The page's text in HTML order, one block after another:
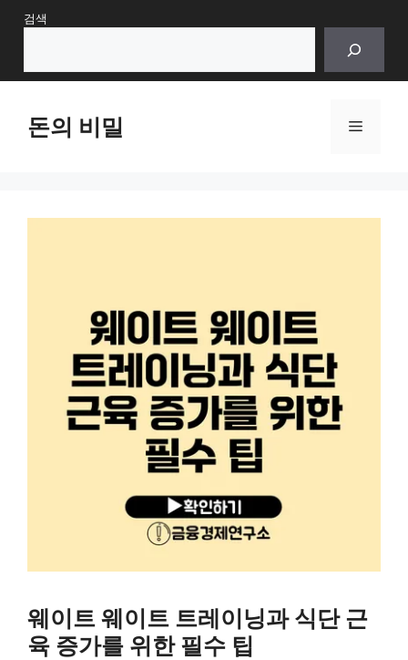
Skip검색
돈의 비밀 Menu
웨이트 웨이트 트레이닝과 식단 근
육 증가를 위한 필수 팁